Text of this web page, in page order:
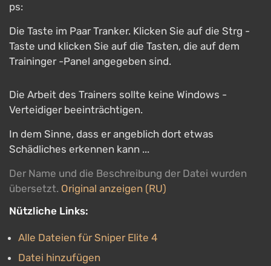
ps:
Die Taste im Paar Tranker. Klicken Sie auf die Strg -
Taste und klicken Sie auf die Tasten, die auf dem
Traininger -Panel angegeben sind.
Die Arbeit des Trainers sollte keine Windows -
Verteidiger beeinträchtigen.
In dem Sinne, dass er angeblich dort etwas
Schädliches erkennen kann ...
Der Name und die Beschreibung der Datei wurden
übersetzt. Original anzeigen (RU)
Nützliche Links:
Alle Dateien für Sniper Elite 4
Datei hinzufügen